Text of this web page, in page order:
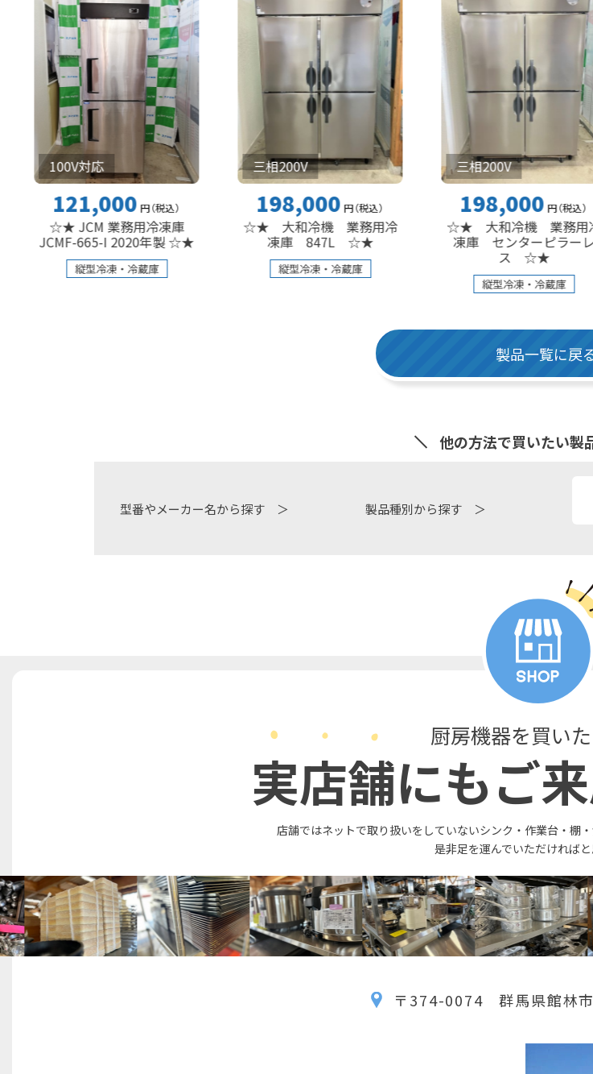
対応
円（税込）
JCM 業務用冷凍庫
665-I 2020年製 ☆★
縦型冷凍・冷蔵庫
三相200V
198,000 円（税込）
☆★ 大和冷機 業務用冷
凍庫 847L ☆★
縦型冷凍・冷蔵庫
三相200V
198,000 円（税込）
☆★ 大和冷機 業務用冷
凍庫 センターピラーレ
縦型冷凍・冷蔵庫
製品一覧に戻
他の方法で買いたい製
型番やメーカー名から探す ＞
製品種別から探す ＞
厨房機器を買い
実店舗にもご
店舗ではネットで取り扱いをしていないシンク・作業台・棚
是非足を運んでいただければと
〒374-0074 群馬県館林